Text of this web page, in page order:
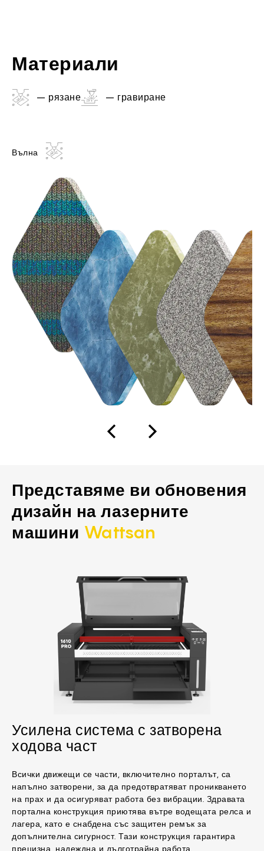
Материали
– рязане – гравиране
Вълна
Представяме ви обновения
дизайн на лазерните
машини Wattsan
Усилена система с затворена
ходова част
Всички движещи се части, включително порталът, са
напълно затворени, за да предотвратяват проникването
на прах и да осигуряват работа без вибрации. Здравата
портална конструкция приютява вътре водещата релса и
лагера, като е снабдена със защитен ремък за
допълнителна сигурност. Тази конструкция гарантира
прецизна, надеждна и дълготрайна работа.